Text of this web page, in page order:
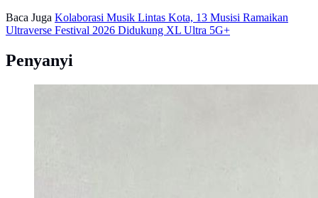
Baca Juga Kolaborasi Musik Lintas Kota, 13 Musisi Ramaikan
Ultraverse Festival 2026 Didukung XL Ultra 5G+
Penyanyi